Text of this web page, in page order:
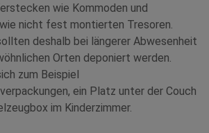
wie Kommoden und
nicht fest montierten Tresoren.
deshalb bei längerer Abwesenheit
Orten deponiert werden.
zum Beispiel
ein Platz unter der Couch
im Kinderzimmer.